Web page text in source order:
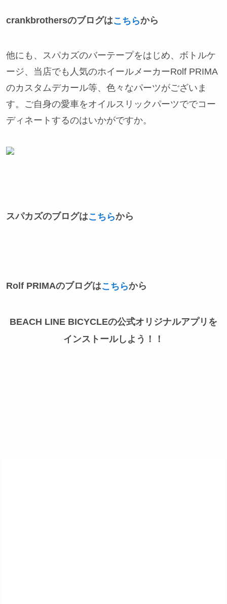
crankbrothersのブログはこちらから
他にも、スパカズのバーテープをはじめ、ボトルケ
ージ、当店でも人気のホイールメーカーRolf PRIMA
のカスタムデカール等、色々なパーツがございま
す。ご自身の愛車をオイルスリックパーツででコー
ディネートするのはいかがですか。
スパカズのブログはこちらから
Rolf PRIMAのブログはこちらから
BEACH LINE BICYCLEの公式オリジナルアプリを
インストールしよう！！